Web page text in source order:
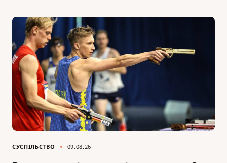
СУСПІЛЬСТВО 09.08.26